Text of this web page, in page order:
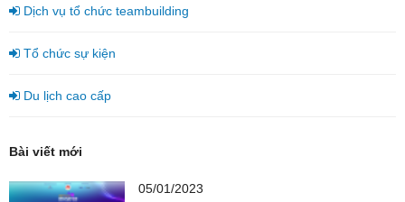
Dịch vụ tổ chức teambuilding
Tổ chức sự kiện
Du lịch cao cấp
Bài viết mới
05/01/2023